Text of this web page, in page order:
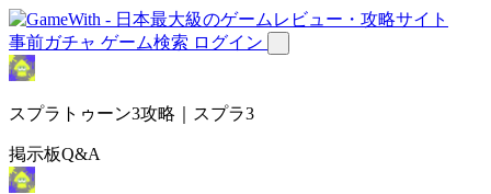
事前ガチャ ゲーム検索 ログイン
スプラトゥーン3攻略｜スプラ3
掲示板Q&A